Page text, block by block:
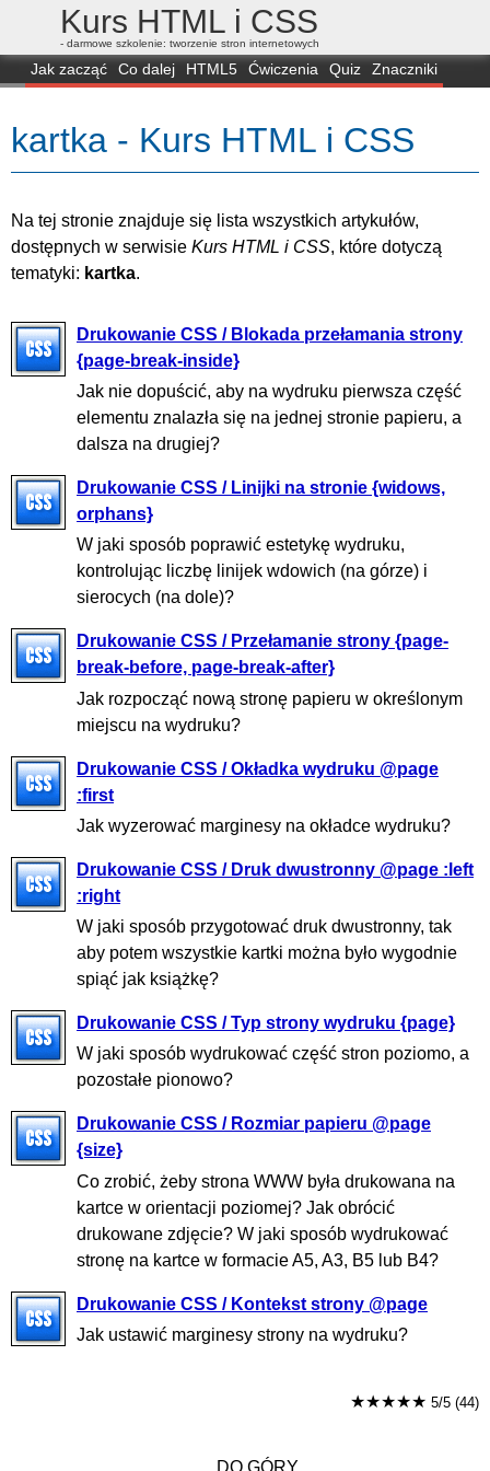
Kurs HTML i CSS
- darmowe szkolenie: tworzenie stron internetowych
Jak zacząć Co dalej HTML5 Ćwiczenia Quiz
Znaczniki
FAQ
Przeglądarki Mapa FORUM
kartka - Kurs HTML i CSS
Na tej stronie znajduje się lista wszystkich artykułów,
dostępnych w serwisie Kurs HTML i CSS, które dotyczą
tematyki: kartka.
Drukowanie CSS / Blokada przełamania strony
{page-break-inside}
Jak nie dopuścić, aby na wydruku pierwsza część
elementu znalazła się na jednej stronie papieru, a
dalsza na drugiej?
Drukowanie CSS / Linijki na stronie {widows,
orphans}
W jaki sposób poprawić estetykę wydruku,
kontrolując liczbę linijek wdowich (na górze) i
sierocych (na dole)?
Drukowanie CSS / Przełamanie strony {page-
break-before, page-break-after}
Jak rozpocząć nową stronę papieru w określonym
miejscu na wydruku?
Drukowanie CSS / Okładka wydruku @page
:first
Jak wyzerować marginesy na okładce wydruku?
Drukowanie CSS / Druk dwustronny @page :left
:right
W jaki sposób przygotować druk dwustronny, tak
aby potem wszystkie kartki można było wygodnie
spiąć jak książkę?
Drukowanie CSS / Typ strony wydruku {page}
W jaki sposób wydrukować część stron poziomo, a
pozostałe pionowo?
Drukowanie CSS / Rozmiar papieru @page
{size}
Co zrobić, żeby strona WWW była drukowana na
kartce w orientacji poziomej? Jak obrócić
drukowane zdjęcie? W jaki sposób wydrukować
stronę na kartce w formacie A5, A3, B5 lub B4?
Drukowanie CSS / Kontekst strony @page
Jak ustawić marginesy strony na wydruku?
★★★★★ 5/5 (44)
DO GÓRY